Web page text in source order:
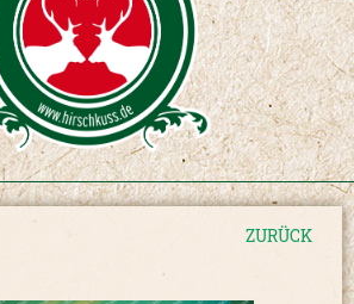
ZURÜCK